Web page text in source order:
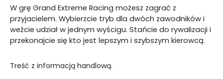
W grę Grand Extreme Racing możesz zagrać z
przyjacielem. Wybierzcie tryb dla dwóch zawodników i
weźcie udział w jednym wyścigu. Stańcie do rywalizacji i
przekonajcie się kto jest lepszym i szybszym kierowcą.
Treść z informacją handlową.